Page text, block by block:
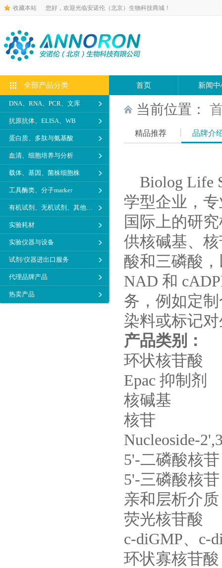
收藏本站 您好，欢迎光临安诺伦（北京）生物科技商城！
全部产品分类
DNA、RNA、PCR、文库
抗原抗体、ELISA、WB
蛋白质、多肽与氨基酸
血清、细胞培养与分析
载体、基因、菌株细胞株
工具酶类、分子marker
有机试剂、无机试剂、其他生化试剂
实验耗材
实验仪器与设备
试剂/仪器进出口服务
代理品牌产品
热卖产品
首页 新闻中
当前位置：
精品推荐 品牌介
Biolog Life
学型企业，
国际上的研
供核碱基、
酸和三磷酸
NAD 和
务，例如定
染料或标记
产品类别：
环状核苷酸
Epac 抑制剂
核碱基
核苷
Nucleoside-
5'-二磷酸核苷
5'-三磷酸核苷
亲和层析介质
荧光核苷酸
c-diGMP、c-
环状寡核苷酸